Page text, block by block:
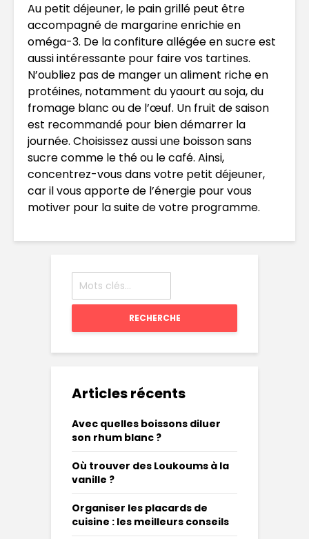
Au petit déjeuner, le pain grillé peut être
accompagné de margarine enrichie en
oméga-3. De la confiture allégée en sucre est
aussi intéressante pour faire vos tartines.
N’oubliez pas de manger un aliment riche en
protéines, notamment du yaourt au soja, du
fromage blanc ou de l’œuf. Un fruit de saison
est recommandé pour bien démarrer la
journée. Choisissez aussi une boisson sans
sucre comme le thé ou le café. Ainsi,
concentrez-vous dans votre petit déjeuner,
car il vous apporte de l’énergie pour vous
motiver pour la suite de votre programme.
RECHERCHE
Articles récents
Avec quelles boissons diluer
son rhum blanc ?
Où trouver des Loukoums à la
vanille ?
Organiser les placards de
cuisine : les meilleurs conseils